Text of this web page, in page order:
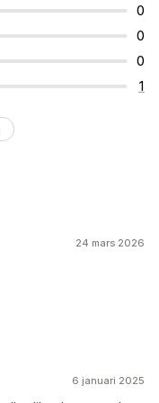
0
0
0
1
24 mars 2026
6 januari 2025